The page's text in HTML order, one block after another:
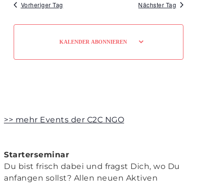
Vorheriger Tag Nächster Tag
KALENDER ABONNIEREN
>> mehr Events der C2C NGO
Starterseminar
Du bist frisch dabei und fragst Dich, wo Du
anfangen sollst? Allen neuen Aktiven